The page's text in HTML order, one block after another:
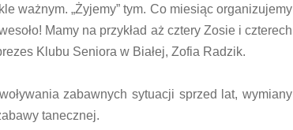
ważnym. „Żyjemy” tym. Co miesiąc organizujemy
Mamy na przykład aż cztery Zosie i czterech
Klubu Seniora w Białej, Zofia Radzik.
zabawnych sytuacji sprzed lat, wymiany
tanecznej.